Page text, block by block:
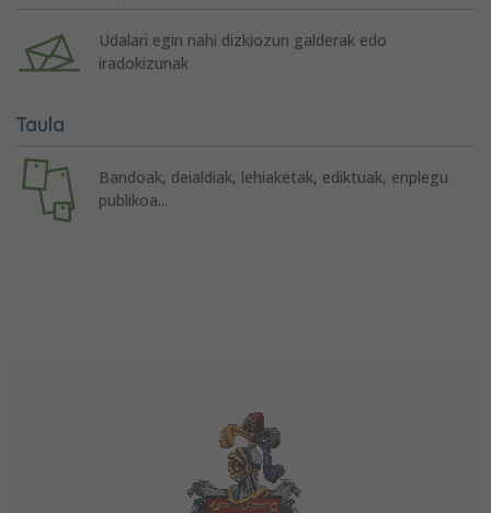
Udalari egin nahi dizkiozun galderak edo
iradokizunak
Taula
Bandoak, deialdiak, lehiaketak, ediktuak, enplegu
publikoa...